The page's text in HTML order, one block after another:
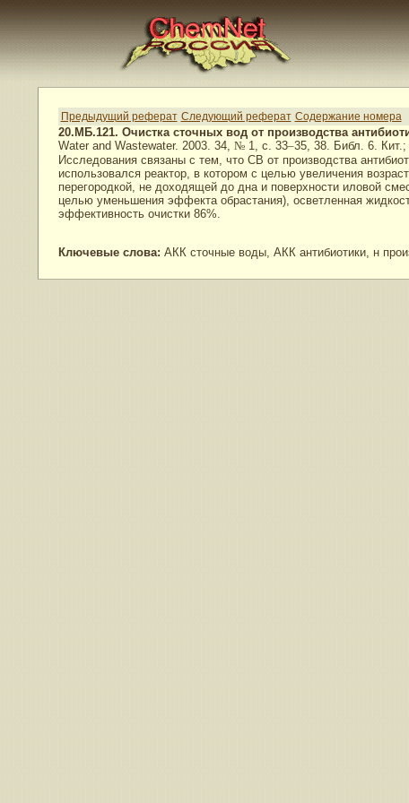
Предыдущий реферат Следующий реферат Содержание номера
20.МБ.121. Очистка сточных вод от производства
Water and Wastewater. 2003. 34, №1, с. 33–35, 38. Библ. 6. Кит.;
Исследования связаны с тем, что СВ от производства
использовался реактор, в котором с целью увеличения
перегородкой, не доходящей до дна и поверхности иловой
целью уменьшения эффекта обрастания), осветленная
эффективность очистки 86%.
Ключевые слова: АКК сточные воды, АКК антибиотики, н